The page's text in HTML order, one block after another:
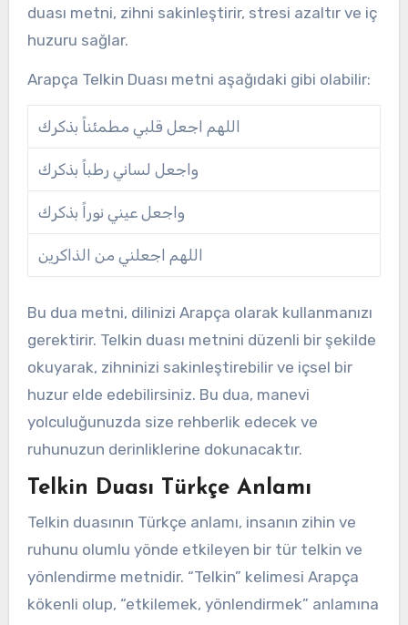
duası metni, zihni sakinleştirir, stresi azaltır ve iç
huzuru sağlar.
Arapça Telkin Duası metni aşağıdaki gibi olabilir:
اللهم اجعل قلبي مطمئناً بذكرك
واجعل لساني رطباً بذكرك
واجعل عيني نوراً بذكرك
اللهم اجعلني من الذاكرين
Bu dua metni, dilinizi Arapça olarak kullanmanızı
gerektirir. Telkin duası metnini düzenli bir şekilde
okuyarak, zihninizi sakinleştirebilir ve içsel bir
huzur elde edebilirsiniz. Bu dua, manevi
yolculuğunuzda size rehberlik edecek ve
ruhunuzun derinliklerine dokunacaktır.
Telkin Duası Türkçe Anlamı
Telkin duasının Türkçe anlamı, insanın zihin ve
ruhunu olumlu yönde etkileyen bir tür telkin ve
yönlendirme metnidir. “Telkin” kelimesi Arapça
kökenli olup, “etkilemek, yönlendirmek” anlamına